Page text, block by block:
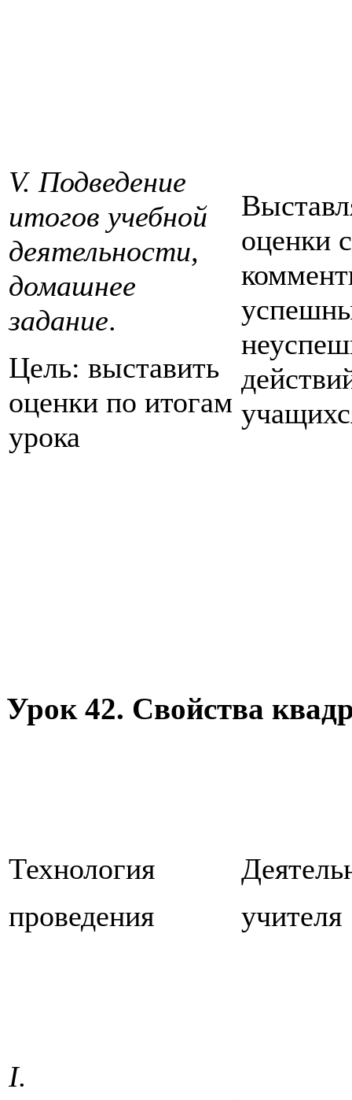
V. Подведение
итогов учебной
деятельности,
домашнее
задание.
Цель: выставить
оценки по итогам
урока
оценки с
Урок 42. Свойства
Технология
проведения
учителя
I.